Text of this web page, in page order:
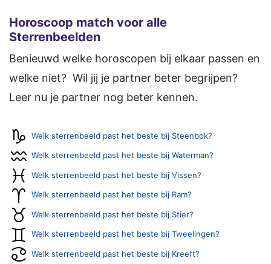
Horoscoop match voor alle
Sterrenbeelden
Benieuwd welke horoscopen bij elkaar passen en
welke niet? Wil jij je partner beter begrijpen?
Leer nu je partner nog beter kennen.
Welk sterrenbeeld past het beste bij Steenbok?
Welk sterrenbeeld past het beste bij Waterman?
Welk sterrenbeeld past het beste bij Vissen?
Welk sterrenbeeld past het beste bij Ram?
Welk sterrenbeeld past het beste bij Stier?
Welk sterrenbeeld past het beste bij Tweelingen?
Welk sterrenbeeld past het beste bij Kreeft?